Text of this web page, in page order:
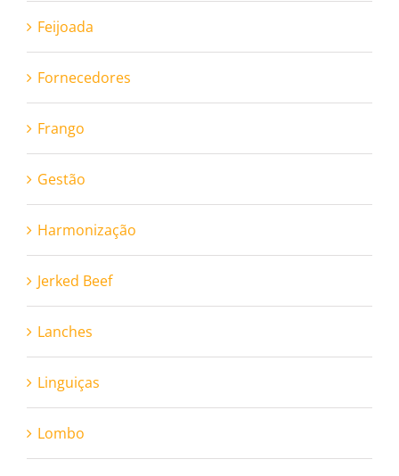
Feijoada
Fornecedores
Frango
Gestão
Harmonização
Jerked Beef
Lanches
Linguiças
Lombo